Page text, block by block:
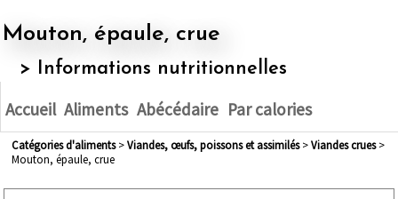
Mouton, épaule, crue
> Informations nutritionnelles
Accueil Aliments Abécédaire Par calories
Catégories d'aliments> viandes, œufs, poissons et assimilés> viandes crues>
Mouton, épaule, crue